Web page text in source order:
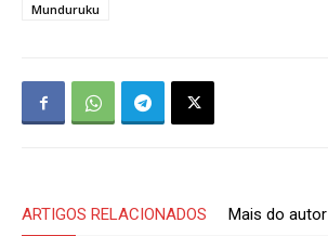
Munduruku
ARTIGOS RELACIONADOS Mais do autor